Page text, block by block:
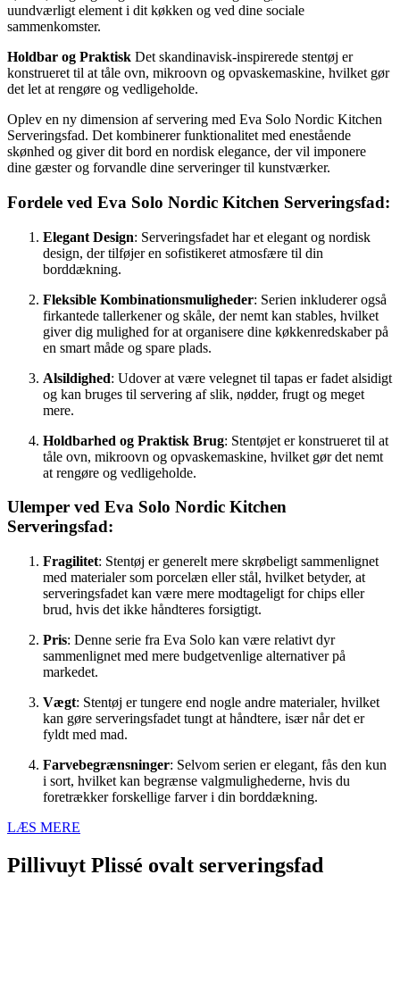
uundværligt element i dit køkken og ved dine sociale
sammenkomster.
Holdbar og Praktisk Det skandinavisk-inspirerede stentøj er
konstrueret til at tåle ovn, mikroovn og opvaskemaskine, hvilket gør
det let at rengøre og vedligeholde.
Oplev en ny dimension af servering med Eva Solo Nordic Kitchen
Serveringsfad. Det kombinerer funktionalitet med enestående
skønhed og giver dit bord en nordisk elegance, der vil imponere
dine gæster og forvandle dine serveringer til kunstværker.
Fordele ved Eva Solo Nordic Kitchen Serveringsfad:
Elegant Design: Serveringsfadet har et elegant og nordisk
design, der tilføjer en sofistikeret atmosfære til din
borddækning.
Fleksible Kombinationsmuligheder: Serien inkluderer også
firkantede tallerkener og skåle, der nemt kan stables, hvilket
giver dig mulighed for at organisere dine køkkenredskaber på
en smart måde og spare plads.
Alsildighed: Udover at være velegnet til tapas er fadet alsidigt
og kan bruges til servering af slik, nødder, frugt og meget
mere.
Holdbarhed og Praktisk Brug: Stentøjet er konstrueret til at
tåle ovn, mikroovn og opvaskemaskine, hvilket gør det nemt
at rengøre og vedligeholde.
Ulemper ved Eva Solo Nordic Kitchen
Serveringsfad:
Fragilitet: Stentøj er generelt mere skrøbeligt sammenlignet
med materialer som porcelæn eller stål, hvilket betyder, at
serveringsfadet kan være mere modtageligt for chips eller
brud, hvis det ikke håndteres forsigtigt.
Pris: Denne serie fra Eva Solo kan være relativt dyr
sammenlignet med mere budgetvenlige alternativer på
markedet.
Vægt: Stentøj er tungere end nogle andre materialer, hvilket
kan gøre serveringsfadet tungt at håndtere, især når det er
fyldt med mad.
Farvebegrænsninger: Selvom serien er elegant, fås den kun
i sort, hvilket kan begrænse valgmulighederne, hvis du
foretrækker forskellige farver i din borddækning.
LÆS MERE
Pillivuyt Plissé ovalt serveringsfad